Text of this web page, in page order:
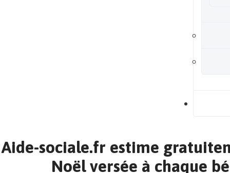
Aide-sociale.fr estime
Noël versée à chaque